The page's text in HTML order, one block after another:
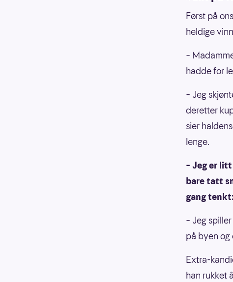
Først på
heldige
–
hadde for
– Jeg
deretter
sier
lenge.
– Jeg er
bare tatt
gang
– Jeg
på byen og
Extra-
han rukket